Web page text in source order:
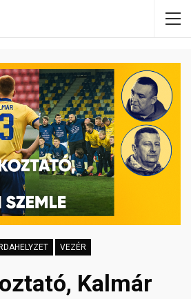
VEZÉR
Kalmár